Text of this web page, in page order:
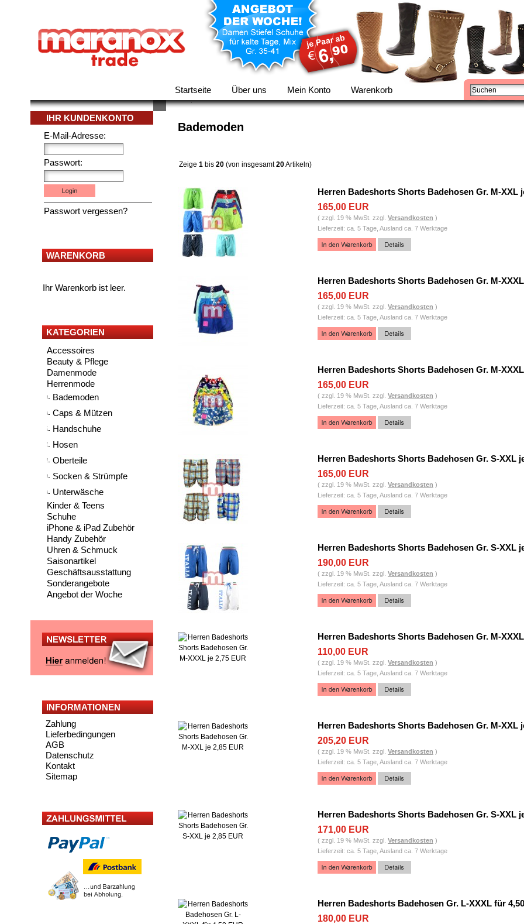
Startseite Über uns Mein Konto Warenkorb
IHR KUNDENKONTO
E-Mail-Adresse:
Passwort:
Passwort vergessen?
WARENKORB
Ihr Warenkorb ist leer.
KATEGORIEN
Accessoires
Beauty & Pflege
Damenmode
Herrenmode
Bademoden
Caps & Mützen
Handschuhe
Hosen
Oberteile
Socken & Strümpfe
Unterwäsche
Kinder & Teens
Schuhe
iPhone & iPad Zubehör
Handy Zubehör
Uhren & Schmuck
Saisonartikel
Geschäftsausstattung
Sonderangebote
Angebot der Woche
INFORMATIONEN
Zahlung
Lieferbedingungen
AGB
Datenschutz
Kontakt
Sitemap
Bademoden
Zeige 1 bis 20 (von insgesamt20Artikeln)
Herren Badeshorts Shorts Badehosen Gr. M-XXL
165,00 EUR
( zzgl. 19 % MwSt. zzgl. Versandkosten )
Lieferzeit: ca. 5 Tage, Ausland ca. 7 Werktage
Herren Badeshorts Shorts Badehosen Gr. M-
165,00 EUR
( zzgl. 19 % MwSt. zzgl. Versandkosten )
Lieferzeit: ca. 5 Tage, Ausland ca. 7 Werktage
Herren Badeshorts Shorts Badehosen Gr. M-
165,00 EUR
( zzgl. 19 % MwSt. zzgl. Versandkosten )
Lieferzeit: ca. 5 Tage, Ausland ca. 7 Werktage
Herren Badeshorts Shorts Badehosen Gr. S-XXL
165,00 EUR
( zzgl. 19 % MwSt. zzgl. Versandkosten )
Lieferzeit: ca. 5 Tage, Ausland ca. 7 Werktage
Herren Badeshorts Shorts Badehosen Gr. S-XXL
190,00 EUR
( zzgl. 19 % MwSt. zzgl. Versandkosten )
Lieferzeit: ca. 5 Tage, Ausland ca. 7 Werktage
Herren Badeshorts Shorts Badehosen Gr. M-
110,00 EUR
( zzgl. 19 % MwSt. zzgl. Versandkosten )
Lieferzeit: ca. 5 Tage, Ausland ca. 7 Werktage
Herren Badeshorts Shorts Badehosen Gr. M-XXL
205,20 EUR
( zzgl. 19 % MwSt. zzgl. Versandkosten )
Lieferzeit: ca. 5 Tage, Ausland ca. 7 Werktage
Herren Badeshorts Shorts Badehosen Gr. S-XXL
171,00 EUR
( zzgl. 19 % MwSt. zzgl. Versandkosten )
Lieferzeit: ca. 5 Tage, Ausland ca. 7 Werktage
Herren Badeshorts Badehosen Gr. L-XXXL für
180,00 EUR